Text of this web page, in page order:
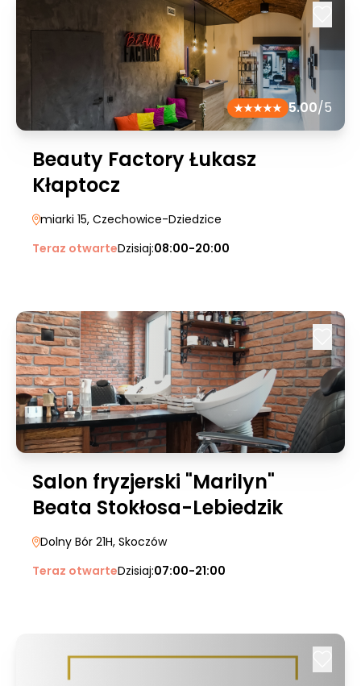
5.00/5
Beauty Factory Łukasz
Kłaptocz
miarki 15, Czechowice-Dziedzice
Teraz otwarteDzisiaj:08:00-20:00
Salon fryzjerski "Marilyn"
Beata Stokłosa-Lebiedzik
Dolny Bór 21H, Skoczów
Teraz otwarteDzisiaj:07:00-21:00